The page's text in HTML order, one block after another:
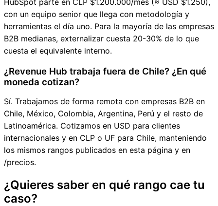
HubSpot parte en CLP $1.200.000/mes (≈ USD $1.250),
con un equipo senior que llega con metodología y
herramientas el día uno. Para la mayoría de las empresas
B2B medianas, externalizar cuesta 20-30% de lo que
cuesta el equivalente interno.
¿Revenue Hub trabaja fuera de Chile? ¿En qué
moneda cotizan?
Sí. Trabajamos de forma remota con empresas B2B en
Chile, México, Colombia, Argentina, Perú y el resto de
Latinoamérica. Cotizamos en USD para clientes
internacionales y en CLP o UF para Chile, manteniendo
los mismos rangos publicados en esta página y en
/precios.
¿Quieres saber en qué rango cae tu
caso?